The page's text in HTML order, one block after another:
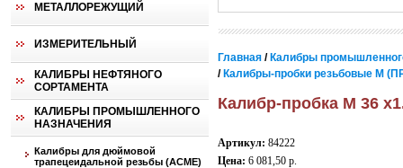
МЕТАЛЛОРЕЖУЩИЙ
ИЗМЕРИТЕЛЬНЫЙ
КАЛИБРЫ НЕФТЯНОГО
СОРТАМЕНТА
КАЛИБРЫ ПРОМЫШЛЕННОГО
НАЗНАЧЕНИЯ
Калибры для дюймовой
трапецеидальной резьбы (АСМЕ)
Главная / Калибры
/ Калибры-пробки резьбовые М
Калибр-пробка М 36
Артикул: 84222
Цена: 6 081,50 р.